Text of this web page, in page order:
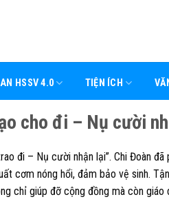
HSSV 4.0 TIỆN ÍCH
cho đi – Nụ cười
đi – Nụ cười nhận lại”. Chi Đoàn đã
cơm nóng hổi, đảm bảo vệ sinh.
chỉ giúp đỡ cộng đồng mà còn giáo